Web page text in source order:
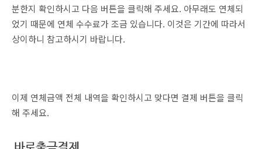
분한지 확인하시고 다음 버튼을 클릭해 주세요. 아무래도 연체되
었기 때문에 연체 수수료가 조금 있습니다. 이것은 기간에 따라서
상이하니 참고하시기 바랍니다.
이제 연체금액 전체 내역을 확인하시고 맞다면 결제 버튼을 클릭
해 주세요.